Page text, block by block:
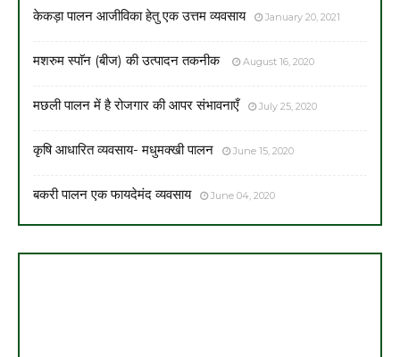
केकड़ा पालन आजीविका हेतु एक उत्तम व्यवसाय January 20, 2021
मशरुम स्पाॅन (बीज) की उत्पादन तकनीक August 16, 2020
मछली पालन में है रोजगार की आपर संभावनाएँ July 25, 2020
कृषि आधारित व्यवसाय- मधुमक्खी पालन June 15, 2020
बकरी पालन एक फायदेमंद व्यवसाय June 04, 2020